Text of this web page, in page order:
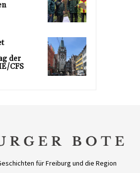
der
CFS
für Freiburg und die Region